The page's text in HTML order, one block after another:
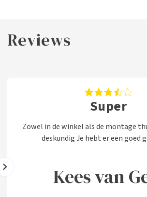
Reviews
Super
Zowel in de winkel als de montage
deskundig Je hebt er een
Kees van